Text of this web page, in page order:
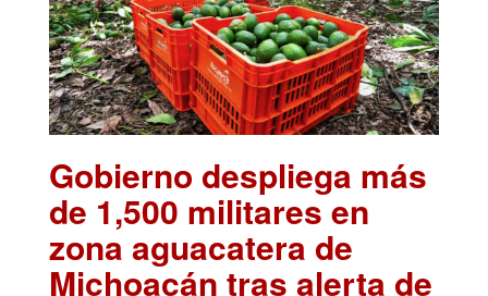
Gobierno despliega más
de 1,500 militares en
zona aguacatera de
Michoacán tras alerta de